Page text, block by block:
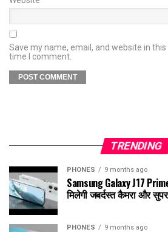
Save my name, email, and website in
time I comment.
TRENDING
PHONES 9 months ago
Samsung Galaxy J17
मिलेगी जबर्दस्त कैमरा और
PHONES 9 months ago